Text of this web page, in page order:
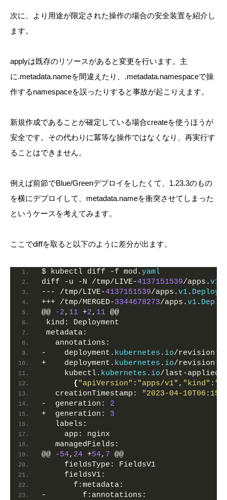
次に、より用途が限定された操作の場合の安全装置を紹介し
ます。
applyは既存のリソースがあると変更を行います。主
に.metadata.nameを間違えたり、.metadata.namespaceで操
作するnamespaceを誤ったりすると事故が起こりえます。
新規作成であることが確定している場合createを使うほうが
安全です。その代わりに冪等な操作ではなくなり、再実行す
ることはできません。
例えば前節でBlue/Greenデプロイをしたくて、1.23.3のもの
を横にデプロイして、metadata.nameを衝突させてしまった
というケースを考えてみます。
ここでdiffを取ると以下のように差分が出ます。
$ kubectl diff -f mod.yaml
diff -u -N /tmp/LIVE-4137151539/apps.v1
--- /tmp/LIVE-4137151539/apps.v1.
+++ /tmp/MERGED-3344678273/apps.v1.
@@
-2, 11 +2, 11 @@
kind: Deployment
metadata:
   annotations:
-    deployment. kubernetes . io/revision:
+    deployment. kubernetes . io/revision:
     kubectl.
kubernetes . io/last-
{"apiVersion" : "apps/v1" , "kind" :
   creationTimestamp:
"2023-04-
-  generation: 2
+  generation: 3
   labels:
     app: nginx
   managedFields:
@@
-54, 24 +54, 7 @@
     fieldsType: FieldsV1
     fieldsV1:
       f:metadata:
-        f:annotations: